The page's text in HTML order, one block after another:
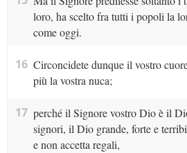
loro, ha scelto fra tutti i popoli la
come oggi.
16 Circoncidete dunque il vostro
più la vostra nuca;
17 perché il Signore vostro Dio è il
signori, il Dio grande, forte e
e non accetta regali,